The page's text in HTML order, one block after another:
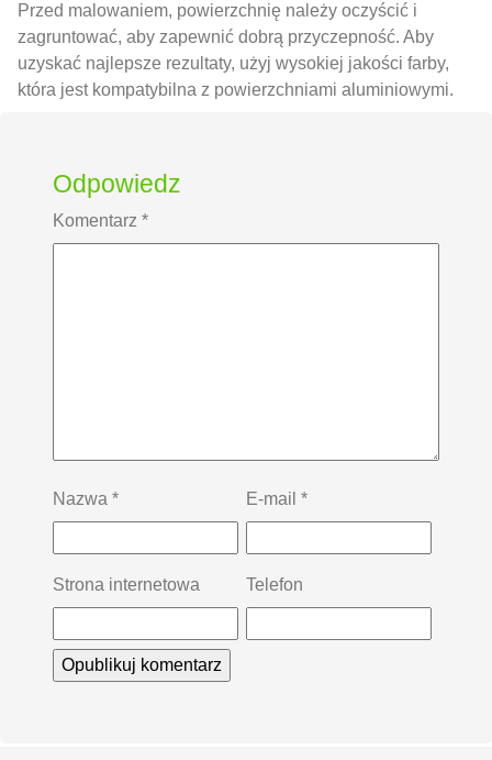
Przed malowaniem, powierzchnię należy oczyścić i
zagruntować, aby zapewnić dobrą przyczepność. Aby
uzyskać najlepsze rezultaty, użyj wysokiej jakości farby,
która jest kompatybilna z powierzchniami aluminiowymi.
Odpowiedz
Komentarz *
Nazwa * E-mail *
Strona internetowa Telefon